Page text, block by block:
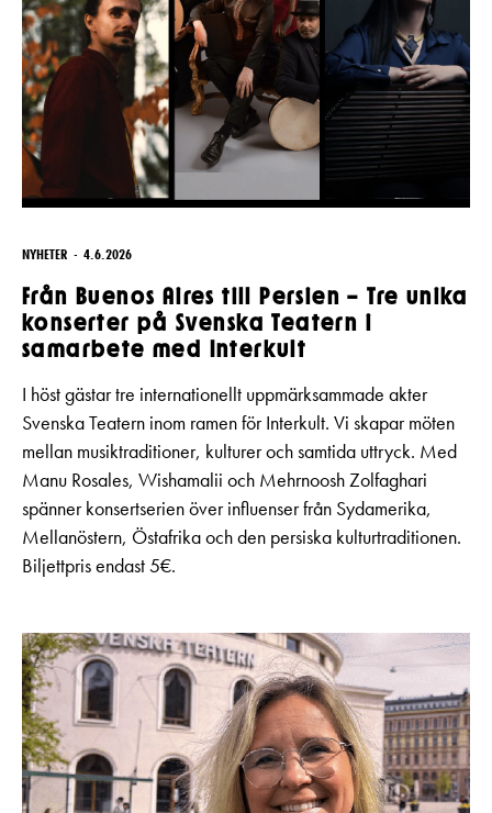
NYHETER 4.6.2026
Från Buenos Aires till Persien – Tre unika
konserter på Svenska Teatern i
samarbete med Interkult
I höst gästar tre internationellt uppmärksammade akter
Svenska Teatern inom ramen för Interkult. Vi skapar möten
mellan musiktraditioner, kulturer och samtida uttryck. Med
Manu Rosales, Wishamalii och Mehrnoosh Zolfaghari
spänner konsertserien över influenser från Sydamerika,
Mellanöstern, Östafrika och den persiska kulturtraditionen.
Biljettpris endast 5€.